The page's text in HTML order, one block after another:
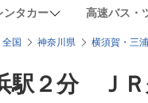
ンタカー 高速バス・
全国 神奈川県 横須賀・三浦
駅２分 Ｊ